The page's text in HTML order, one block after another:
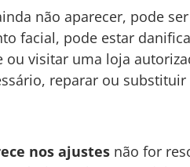
não aparecer, pode
facial, pode estar
visitar uma loja
reparar ou
nos ajustes não for